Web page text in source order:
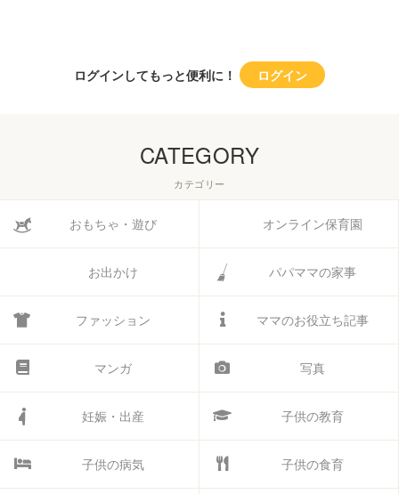
ログインしてもっと便利に！ ログイン
CATEGORY
カテゴリー
おもちゃ・遊び オンライン保育園
お出かけ パパママの家事
ファッション ママのお役立ち記事
マンガ 写真
妊娠・出産 子供の教育
子供の病気 子供の食育